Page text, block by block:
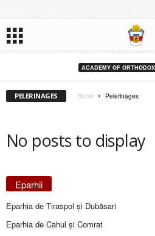
ACADEMY OF
PELERINAGES Home Pelerinages
No posts to display
Eparhii
Eparhia de Tiraspol și Dubăsari
Eparhia de Cahul și Comrat